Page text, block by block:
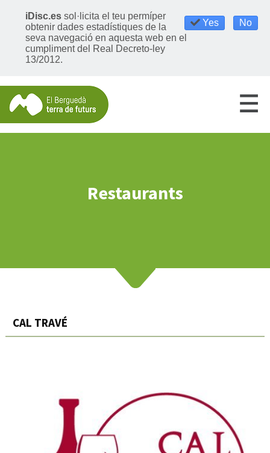
Yes No
iDisc.es sol·licita el teu permíper
obtenir dades estadístiques de la
seva navegació en aquesta web en el
cumpliment del Real Decreto-ley
13/2012.
Restaurants
CAL TRAVÉ